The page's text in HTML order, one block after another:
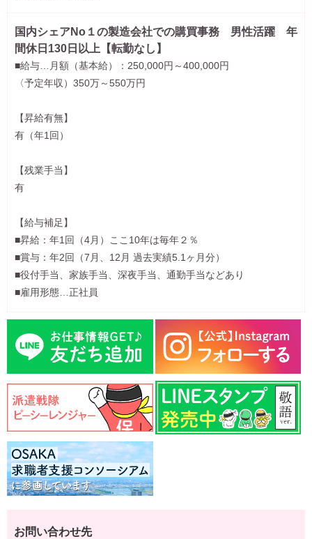
国内シェアNo１の製造会社での購買事務 男性活躍 年
間休日130日以上【転勤なし】
■給与…月額（基本給）：250,000円～400,000円
〈予定年収）350万～550万円
【昇給有無】
有（年1回）
【残業手当】
有
【給与補足】
■昇給：年1回（4月）ここ10年は毎年２％
■賞与：年2回（7月、12月 過去実績5.1ヶ月分）
■役付手当、家族手当、深夜手当、通勤手当などあり
■雇用形態…正社員
お問い合わせ先